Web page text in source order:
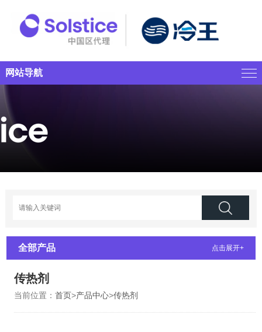
网站导航
全部产品 点击展开+
传热剂
当前位置： 首页>产品中心>传热剂